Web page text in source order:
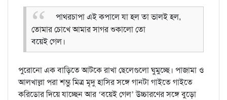
পাথরচাপা এই কপালে যা হল তা ভালই হল,
তোমার চোখে আমার সাগর শুকালো তো
বয়েই গেল।
পুরোনো এক বাড়িতে আটকে রাখা ছেলেগুলো ঘুমুচ্ছে। পাজামা ও
আলখাল্লা পরা শম্ভু মিত্র মৃদু হাসির সঙ্গে গানটা গাইতে গাইতে
করিডোর দিয়ে যাচ্ছেন আর ‘বয়েই গেল’ উচ্চারণের সঙ্গে বুড়ো